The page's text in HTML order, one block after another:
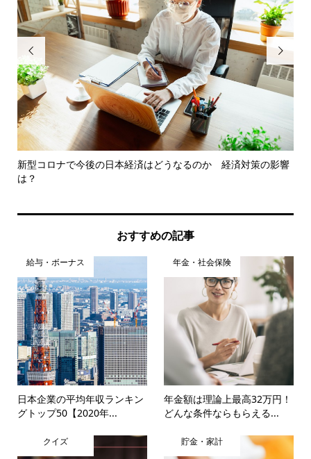

新型コロナで今後の日本経済はどうなるのか 経済対策の影響
は？

おすすめの記事
給与・ボーナス
日本企業の平均年収ランキン
グトップ50【2020年...
年金・社会保険
年金額は理論上最高32万円！
どんな条件ならもらえる...
クイズ 貯金・家計